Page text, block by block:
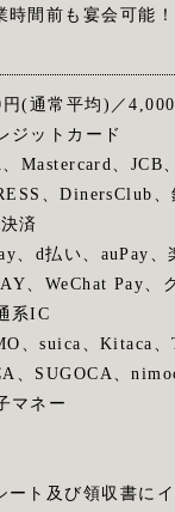
時間前も宴会可能
(通常平均)／
ジットカード
Mastercard、JCB
、DinersClub
済
、d払い、auPay、
、WeChat Pay、
系IC
、suica、Kitaca、
、SUGOCA、
マネー
ート及び領収書に